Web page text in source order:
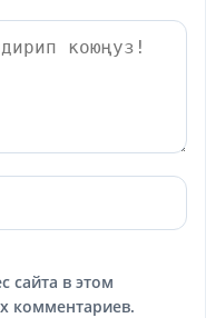
сайта в этом
комментариев.